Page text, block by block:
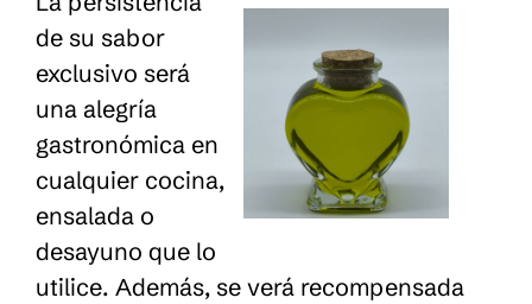
de su sabor
exclusivo será
una alegría
gastronómica en
cualquier cocina,
ensalada o
desayuno que lo
utilice. Además, se verá recompensada